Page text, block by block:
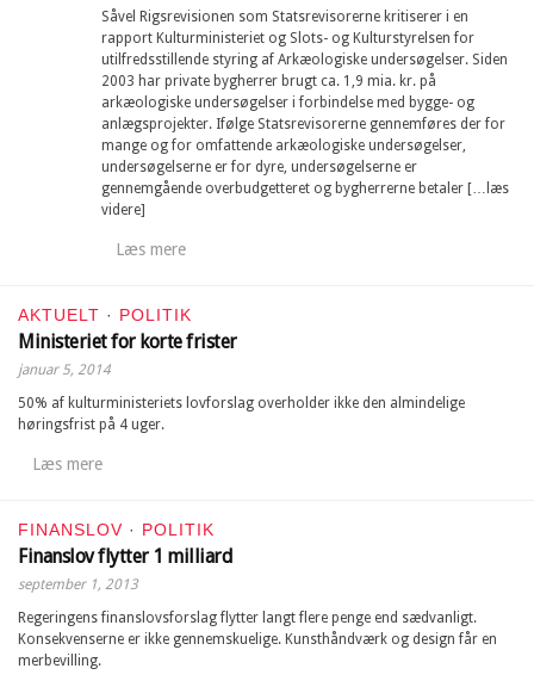
Såvel Rigsrevisionen som Statsrevisorerne kritiserer i en
rapport Kulturministeriet og Slots- og Kulturstyrelsen for
utilfredsstillende styring af Arkæologiske undersøgelser. Siden
2003 har private bygherrer brugt ca. 1,9 mia. kr. på
arkæologiske undersøgelser i forbindelse med bygge- og
anlægsprojekter. Ifølge Statsrevisorerne gennemføres der for
mange og for omfattende arkæologiske undersøgelser,
undersøgelserne er for dyre, undersøgelserne er
gennemgående overbudgetteret og bygherrerne betaler […læs
videre]
Læs mere
AKTUELT · POLITIK
Ministeriet for korte frister
januar 5, 2014
50% af kulturministeriets lovforslag overholder ikke den almindelige
høringsfrist på 4 uger.
Læs mere
FINANSLOV · POLITIK
Finanslov flytter 1 milliard
september 1, 2013
Regeringens finanslovsforslag flytter langt flere penge end sædvanligt.
Konsekvenserne er ikke gennemskuelige. Kunsthåndværk og design får en
merbevilling.